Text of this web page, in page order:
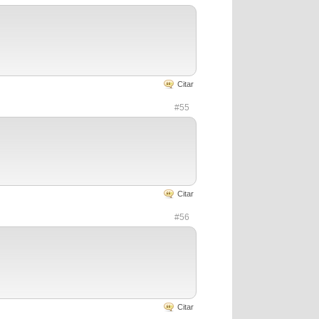
Citar
#55
Citar
#56
Citar